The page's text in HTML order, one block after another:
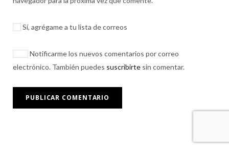
Sí, agrégame a tu lista de correos
Notificarme los nuevos comentarios por correo
electrónico. También puedes suscribirte sin comentar.